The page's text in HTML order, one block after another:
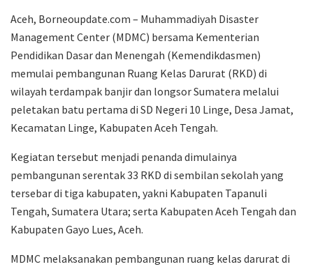
Aceh, Borneoupdate.com – Muhammadiyah Disaster
Management Center (MDMC) bersama Kementerian
Pendidikan Dasar dan Menengah (Kemendikdasmen)
memulai pembangunan Ruang Kelas Darurat (RKD) di
wilayah terdampak banjir dan longsor Sumatera melalui
peletakan batu pertama di SD Negeri 10 Linge, Desa Jamat,
Kecamatan Linge, Kabupaten Aceh Tengah.
Kegiatan tersebut menjadi penanda dimulainya
pembangunan serentak 33 RKD di sembilan sekolah yang
tersebar di tiga kabupaten, yakni Kabupaten Tapanuli
Tengah, Sumatera Utara; serta Kabupaten Aceh Tengah dan
Kabupaten Gayo Lues, Aceh.
MDMC melaksanakan pembangunan ruang kelas darurat di